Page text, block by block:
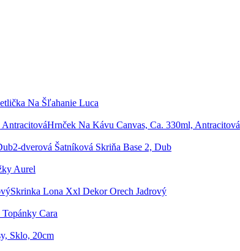
Na Šľahanie Luca
Hrnček Na Kávu Canvas, Ca. 330ml, Antracitová
2-dverová Šatníková Skriňa Base 2, Dub
Aurel
Skrinka Lona Xxl Dekor Orech Jadrový
Cara
Sklo, 20cm